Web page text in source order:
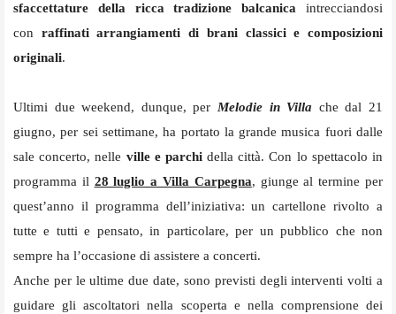
sfaccettature della ricca tradizione balcanica intrecciandosi
con raffinati arrangiamenti di brani classici e composizioni
originali.
Ultimi due weekend, dunque, per Melodie in Villa che dal 21
giugno, per sei settimane, ha portato la grande musica fuori dalle
sale concerto, nelle ville e parchidella città. Con lo spettacolo in
programma il 28 luglio a Villa Carpegna, giunge al termine per
quest’anno il programma dell’iniziativa: un cartellone rivolto a
tutte e tutti e pensato, in particolare, per un pubblico che non
sempre ha l’occasione di assistere a concerti.
Anche per le ultime due date, sono previsti degli interventi volti a
guidare gli ascoltatori nella scoperta e nella comprensione dei